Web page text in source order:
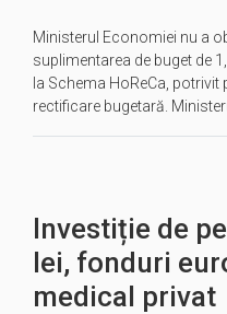
Ministerul Economiei nu a
suplimentarea de buget de
la Schema HoReCa,
rectificare bugetară.
Investiție de
lei, fonduri
medical privat